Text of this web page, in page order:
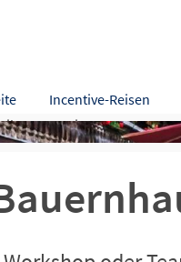
Incentive-Reisen
Leistungen